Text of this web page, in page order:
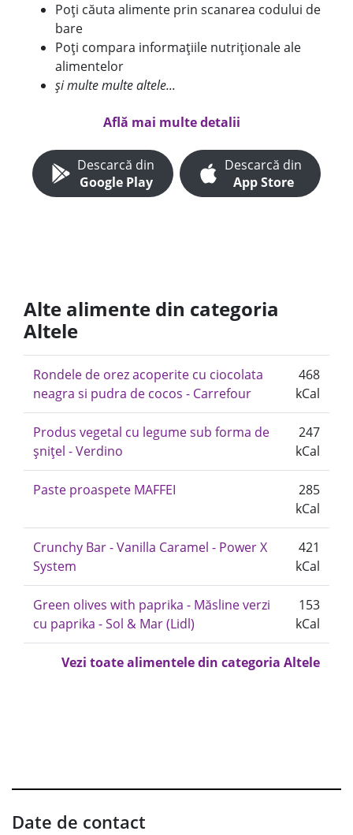
Poți căuta alimente prin scanarea codului de
bare
Poți compara informațiile nutriționale ale
alimentelor
și multe multe altele...
Află mai multe detalii
Descarcă din
Google Play
Descarcă din
App Store
Alte alimente din categoria
Altele
Rondele de orez acoperite cu ciocolata
neagra si pudra de cocos - Carrefour
468
kCal
Produs vegetal cu legume sub forma de
șnițel - Verdino
247
kCal
Paste proaspete MAFFEI
285
kCal
Crunchy Bar - Vanilla Caramel - Power X
System
421
kCal
Green olives with paprika - Măsline verzi
cu paprika - Sol & Mar (Lidl)
153
kCal
Vezi toate alimentele din categoria Altele
Date de contact